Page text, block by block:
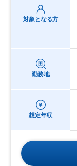
対象となる方
勤務地
想定年収